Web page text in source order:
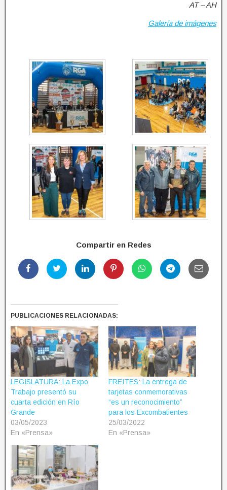
AT – AH
Galería de imágenes
Compartir en Redes
PUBLICACIONES RELACIONADAS:
LEGISLATURA: La Expo
Trabajo presentó su
cuarta edición en Río
Grande
03/05/2023
En «Prensa»
FREITES: La entrega de
tarjetas conmemorativas
“es un reconocimiento”
para los Excombatientes
25/03/2022
En «Prensa»